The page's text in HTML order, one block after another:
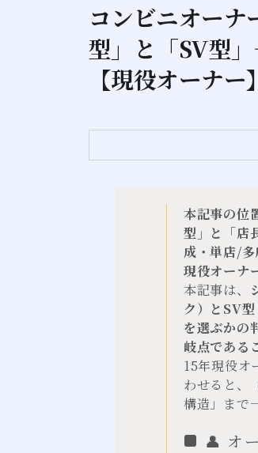
コンビニオーナ
型」と「SV型
【現役オーナー】
本記事の位
型」と「店
成・単店/多
現役オーナ
本記事は、
ク）とSV
を選ぶかの
岐点である
15年現役オ
わせると、
構造」まで
👤 オ